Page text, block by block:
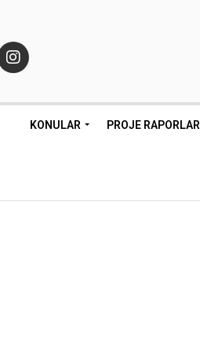
KONULAR PROJE RAPORLARI